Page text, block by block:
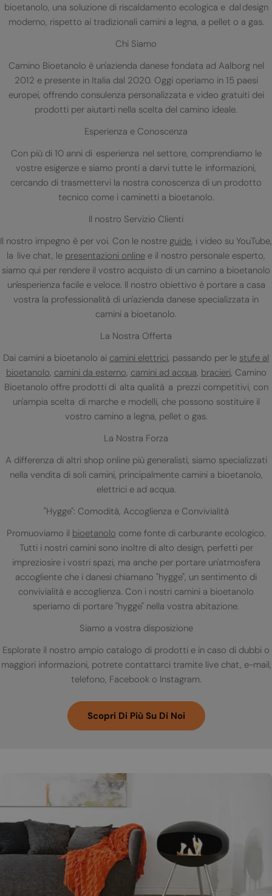
bioetanolo, una soluzione di riscaldamento ecologica e dal design
moderno, rispetto ai tradizionali camini a legna, a pellet o a gas.
Chi Siamo
Camino Bioetanolo è un'azienda danese fondata ad Aalborg nel
2012 e presente in Italia dal 2020. Oggi operiamo in 15 paesi
europei, offrendo consulenza personalizzata e video gratuiti dei
prodotti per aiutarti nella scelta del camino ideale.
Esperienza e Conoscenza
Con più di 10 anni di esperienza nel settore, comprendiamo le
vostre esigenze e siamo pronti a darvi tutte le informazioni,
cercando di trasmettervi la nostra conoscenza di un prodotto
tecnico come i caminetti a bioetanolo.
Il nostro Servizio Clienti
Il nostro impegno è per voi. Con le nostre guide, i video su YouTube,
la live chat, le presentazioni online e il nostro personale esperto,
siamo qui per rendere il vostro acquisto di un camino a bioetanolo
un'esperienza facile e veloce. Il nostro obiettivo è portare a casa
vostra la professionalità di un'azienda danese specializzata in
camini a bioetanolo.
La Nostra Offerta
Dai camini a bioetanolo ai camini elettrici, passando per le stufe al
bioetanolo, camini da esterno, camini ad acqua, bracieri, Camino
Bioetanolo offre prodotti di alta qualità a prezzi competitivi, con
un'ampia scelta di marche e modelli, che possono sostituire il
vostro camino a legna, pellet o gas.
La Nostra Forza
A differenza di altri shop online più generalisti, siamo specializzati
nella vendita di soli camini, principalmente camini a bioetanolo,
elettrici e ad acqua.
"Hygge": Comodità, Accoglienza e Convivialità
Promuoviamo il bioetanolo come fonte di carburante ecologico.
Tutti i nostri camini sono inoltre di alto design, perfetti per
impreziosire i vostri spazi, ma anche per portare un'atmosfera
accogliente che i danesi chiamano "hygge", un sentimento di
convivialità e accoglienza. Con i nostri camini a bioetanolo
speriamo di portare "hygge" nella vostra abitazione.
Siamo a vostra disposizione
Esplorate il nostro ampio catalogo di prodotti e in caso di dubbi o
maggiori informazioni, potrete contattarci tramite live chat, e-mail,
telefono, Facebook o Instagram.
Scopri Di Più Su Di Noi